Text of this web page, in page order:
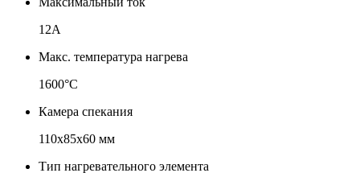
12A
Макс. температура нагрева
1600°С
Камера спекания
110х85х60 мм
Тип нагревательного элемента